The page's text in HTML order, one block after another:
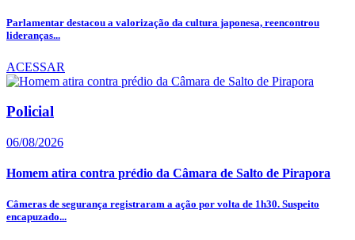
Parlamentar destacou a valorização da cultura japonesa, reencontrou
lideranças...
ACESSAR
Policial
06/08/2026
Homem atira contra prédio da Câmara de Salto de Pirapora
Câmeras de segurança registraram a ação por volta de 1h30. Suspeito
encapuzado...